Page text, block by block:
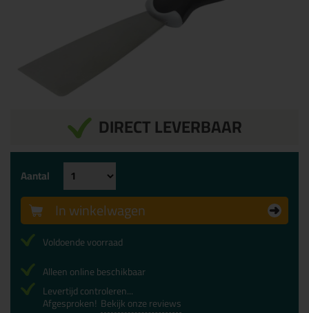
DIRECT LEVERBAAR
Aantal
In winkelwagen
Voldoende voorraad
Alleen online beschikbaar
Levertijd controleren...
Afgesproken! Bekijk onze reviews